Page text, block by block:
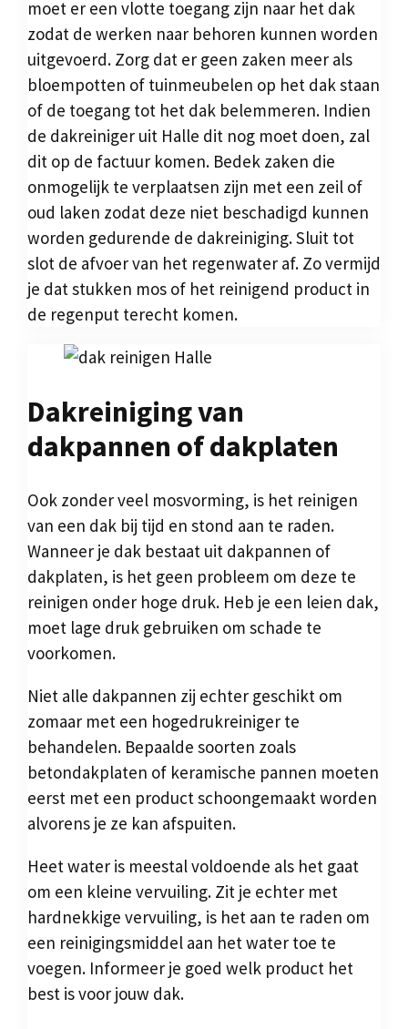
moet er een vlotte toegang zijn naar het dak
zodat de werken naar behoren kunnen worden
uitgevoerd. Zorg dat er geen zaken meer als
bloempotten of tuinmeubelen op het dak staan
of de toegang tot het dak belemmeren. Indien
de dakreiniger uit Halle dit nog moet doen, zal
dit op de factuur komen. Bedek zaken die
onmogelijk te verplaatsen zijn met een zeil of
oud laken zodat deze niet beschadigd kunnen
worden gedurende de dakreiniging. Sluit tot
slot de afvoer van het regenwater af. Zo vermijd
je dat stukken mos of het reinigend product in
de regenput terecht komen.
Dakreiniging van
dakpannen of dakplaten
Ook zonder veel mosvorming, is het reinigen
van een dak bij tijd en stond aan te raden.
Wanneer je dak bestaat uit dakpannen of
dakplaten, is het geen probleem om deze te
reinigen onder hoge druk. Heb je een leien dak,
moet lage druk gebruiken om schade te
voorkomen.
Niet alle dakpannen zij echter geschikt om
zomaar met een hogedrukreiniger te
behandelen. Bepaalde soorten zoals
betondakplaten of keramische pannen moeten
eerst met een product schoongemaakt worden
alvorens je ze kan afspuiten.
Heet water is meestal voldoende als het gaat
om een kleine vervuiling. Zit je echter met
hardnekkige vervuiling, is het aan te raden om
een reinigingsmiddel aan het water toe te
voegen. Informeer je goed welk product het
best is voor jouw dak.